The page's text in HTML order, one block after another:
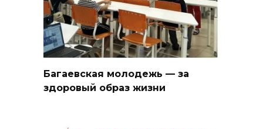
Багаевская молодежь — за
здоровый образ жизни